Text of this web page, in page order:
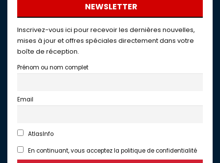
NEWSLETTER
Inscrivez-vous ici pour recevoir les dernières nouvelles,
mises à jour et offres spéciales directement dans votre
boîte de réception.
Prénom ou nom complet
Email
AtlasInfo
En continuant, vous acceptez la politique de confidentialité